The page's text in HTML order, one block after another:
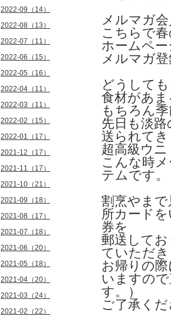
メルマガ
こちらで
ホームペ
メルマガ
どうして
食材があ
もちろん
先日も淡
送られて
超高級ウニ
こんな時
テムです。
割烹やま
所カード
券を
郵送して
ていただ
お帰りの
いますの
す。）
ご了承く
2022-09（14）
2022-08（13）
2022-07（11）
2022-06（15）
2022-05（16）
2022-04（11）
2022-03（11）
2022-02（15）
2022-01（17）
2021-12（17）
2021-11（17）
2021-10（21）
2021-09（18）
2021-08（17）
2021-07（18）
2021-06（20）
2021-05（18）
2021-04（20）
2021-03（24）
2021-02（22）